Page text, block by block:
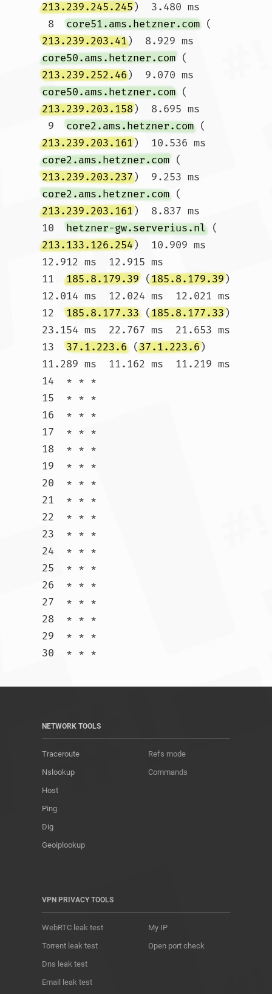
213.239.245.245)  3.480 ms
8 core51.ams.hetzner.com (
213.239.203.41)  8.929 ms
core50.ams.hetzner.com (
213.239.252.46)  9.070 ms
core50.ams.hetzner.com (
213.239.203.158)  8.695 ms
9 core2.ams.hetzner.com (
213.239.203.161)  10.536 ms
core2.ams.hetzner.com (
213.239.203.237)  9.253 ms
core2.ams.hetzner.com (
213.239.203.161)  8.837 ms
10 hetzner-gw.serverius.nl (
213.133.126.254)  10.909 ms
12.912 ms  12.915 ms
11 185.8.179.39 (185.8.179.39)
12.014 ms  12.024 ms  12.021 ms
12 185.8.177.33 (185.8.177.33)
23.154 ms  22.767 ms  21.653 ms
13 37.1.223.6 (37.1.223.6)
11.289 ms  11.162 ms  11.219 ms
14  * * *
15  * * *
16  * * *
17  * * *
18  * * *
19  * * *
20  * * *
21  * * *
22  * * *
23  * * *
24  * * *
25  * * *
26  * * *
27  * * *
28  * * *
29  * * *
NETWORK TOOLS
Traceroute
Nslookup
Host
Ping
Dig
Geoiplookup
Refs mode
Commands
VPN PRIVACY TOOLS
WebRTC leak test
Torrent leak test
Dns leak test
Email leak test
My IP
Open port check